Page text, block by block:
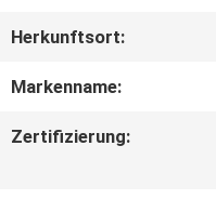
VIDEOS
Herkunftsort:
Markenname:
Zertifizierung: